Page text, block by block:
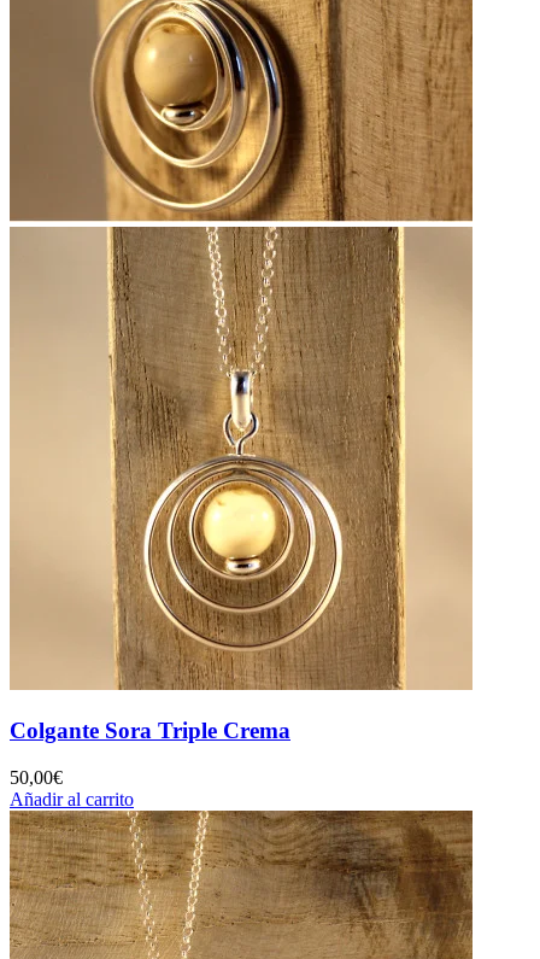
Colgante Sora Triple Crema
50,00€
Añadir al carrito